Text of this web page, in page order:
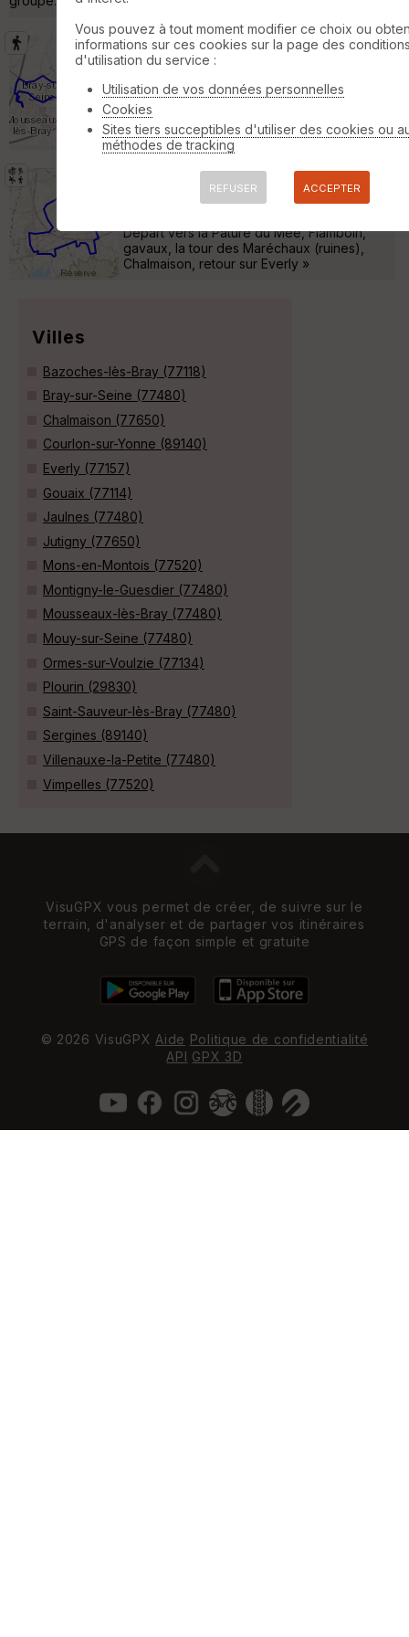
Au détour du Barrage de Jaulnes (77
- Seine-et-Marne)
Randonnée Pédestre 8 km 250 m
Boucle de 8 km au départ de Bray-sur-Seine
en passant par le Barrage de Jaulnes »
Everly
Départ vers la Pature du Mée, Flamboin,
gavaux, la tour des Maréchaux (ruines),
Chalmaison, retour sur Everly »
Villes
Bazoches-lès-Bray (77118)
Bray-sur-Seine (77480)
Chalmaison (77650)
Courlon-sur-Yonne (89140)
Everly (77157)
Gouaix (77114)
Jaulnes (77480)
Jutigny (77650)
Mons-en-Montois (77520)
Montigny-le-Guesdier (77480)
Mousseaux-lès-Bray (77480)
Mouy-sur-Seine (77480)
Ormes-sur-Voulzie (77134)
Plourin (29830)
Saint-Sauveur-lès-Bray (77480)
Sergines (89140)
Villenauxe-la-Petite (77480)
Vimpelles (77520)
VisuGPX vous permet de créer, de suivre sur le
terrain, d'analyser et de partager vos itinéraires
GPS de façon simple et gratuite
© 2026 VisuGPX Aide Politique de confidentialité
API GPX 3D
Vous pouvez à tout moment modifier ce choix ou
informations sur ces cookies sur la page des
d'utilisation du service :
Utilisation de vos données personnelles
Cookies
Sites tiers succeptibles d'utiliser des cookies ou
méthodes de tracking
REFUSER ACCEPTER